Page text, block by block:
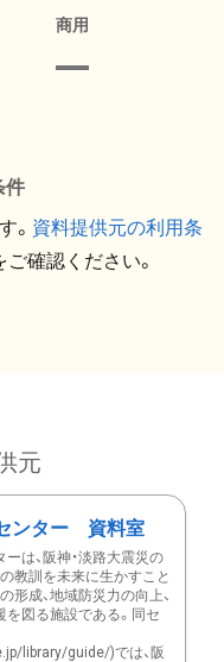
商用
件
。 資料提供元の利用条
ご確認ください。
元
ンター 資料室
は、阪神・淡路大震災の
教訓を未来に生かすこと
形成、地域防災力の向上、
を図る施設である。同セ
library/guide/)では、阪